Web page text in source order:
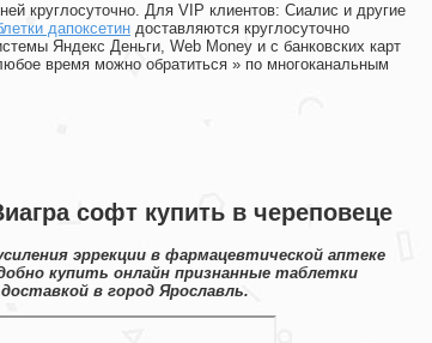
круглосуточно. Для VIP клиентов: Сиалис и другие
дапоксетин доставляются круглосуточно
Яндекс Деньги, Web Money и с банковских карт
время можно обратиться » по многоканальным
софт купить в череповеце
эррекции в фармацевтической аптеке
купить онлайн признанные таблетки
в город Ярославль.